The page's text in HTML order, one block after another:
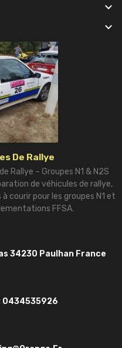


De Rallye
Rallye – Groupes N1 & N2S
de véhicules de rallye,
courir pour les groupes N1 et
FFSA.
34230 Paulhan France
0434535926